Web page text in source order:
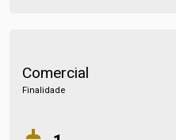
Comercial
Finalidade